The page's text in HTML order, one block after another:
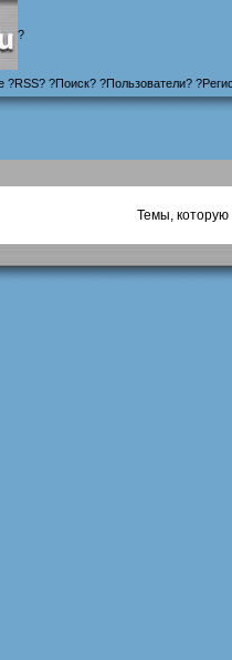
?
?RSS? ?Поиск? ?Пользователи? ?
Темы, которую